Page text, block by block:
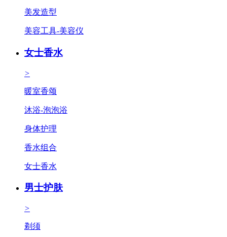
美发造型
美容工具-美容仪
女士香水
>
暖室香颂
沐浴-泡泡浴
身体护理
香水组合
女士香水
男士护肤
>
剃须